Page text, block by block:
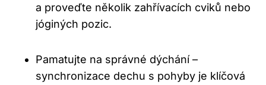
a proveďte​ několik zahřívacích cviků nebo
jóginých pozic.
Pamatujte na‌ správné dýchání –
‍synchronizace dechu s⁢ pohyby je klíčová